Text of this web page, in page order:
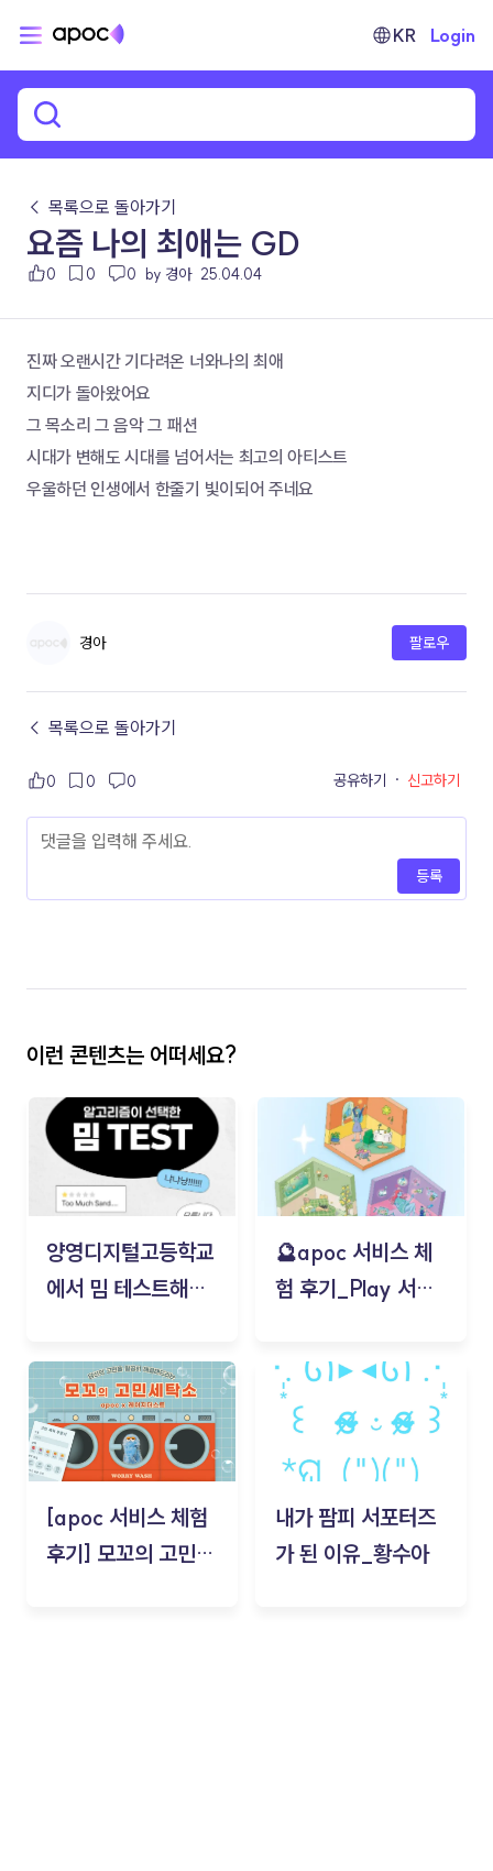
KR Login
← 목록으로 돌아가기
요즘 나의 최애는 GD
0 0 0 by 경아 25.04.04
진짜 오랜시간 기다려온 너와나의 최애
지디가 돌아왔어요
그 목소리 그 음악 그 패션
시대가 변해도 시대를 넘어서는 최고의 아티스트
우울하던 인생에서 한줄기 빛이되어 주네요
경아 팔로우
← 목록으로 돌아가기
0 0 0 공유하기 · 신고하기
등록
이런 콘텐츠는 어떠세요?
양영디지털고등학교
에서 밈 테스트해보
🔮apoc 서비스 체
험 후기_Play 서비
김태현
[apoc 서비스 체험
후기] 모꼬의 고민세
내가 팜피 서포터즈
가 된 이유_황수아